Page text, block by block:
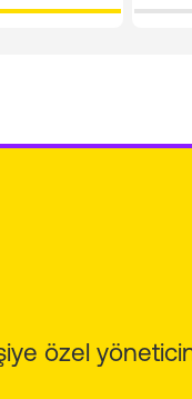
özel